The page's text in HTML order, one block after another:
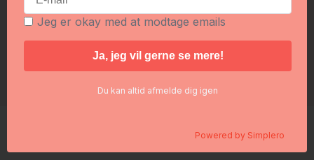
Foredrag hos jer?
Oliekort + "I selskab med ånder" (Bestseller)
Jeg er okay med at modtage emails
Du kan altid afmelde dig igen
Powered by Simplero